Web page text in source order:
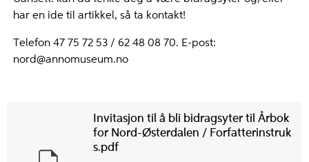
har en ide til artikkel, så ta kontakt!
Telefon 47 75 72 53 / 62 48 08 70. E-post:
nord@annomuseum.no
Invitasjon til å bli bidragsyter til Årbok
for Nord-Østerdalen / Forfatterinstruk
s.pdf